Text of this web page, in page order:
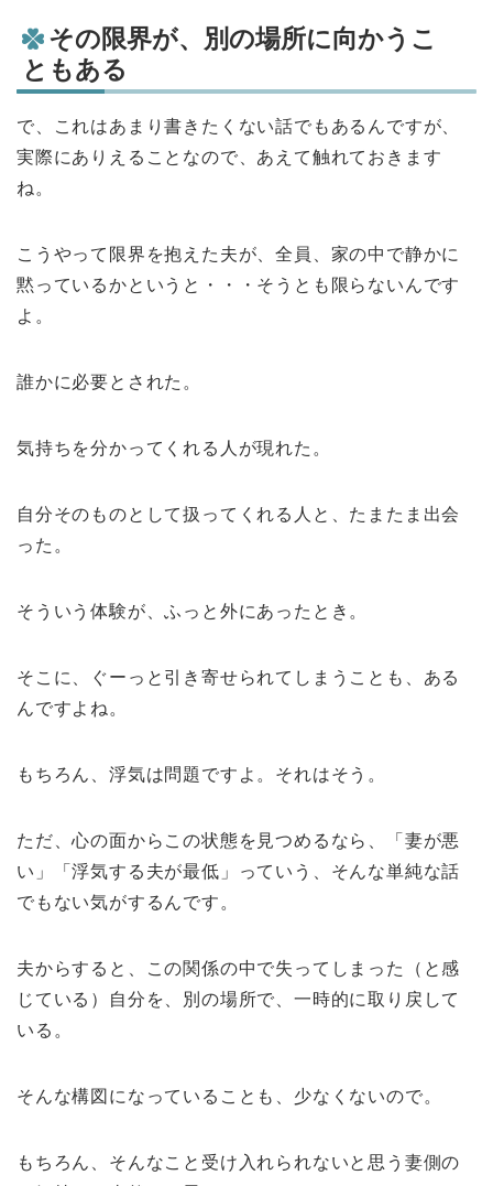
その限界が、別の場所に向かうこ
ともある
で、これはあまり書きたくない話でもあるんですが、
実際にありえることなので、あえて触れておきます
ね。
こうやって限界を抱えた夫が、全員、家の中で静かに
黙っているかというと・・・そうとも限らないんです
よ。
誰かに必要とされた。
気持ちを分かってくれる人が現れた。
自分そのものとして扱ってくれる人と、たまたま出会
った。
そういう体験が、ふっと外にあったとき。
そこに、ぐーっと引き寄せられてしまうことも、ある
んですよね。
もちろん、浮気は問題ですよ。それはそう。
ただ、心の面からこの状態を見つめるなら、「妻が悪
い」「浮気する夫が最低」っていう、そんな単純な話
でもない気がするんです。
夫からすると、この関係の中で失ってしまった（と感
じている）自分を、別の場所で、一時的に取り戻して
いる。
そんな構図になっていることも、少なくないので。
もちろん、そんなこと受け入れられないと思う妻側の